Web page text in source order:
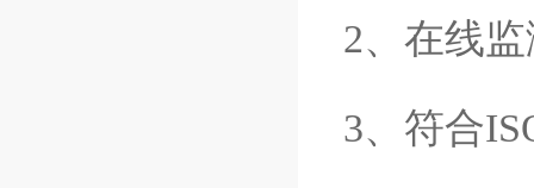
2、在线
3、符合